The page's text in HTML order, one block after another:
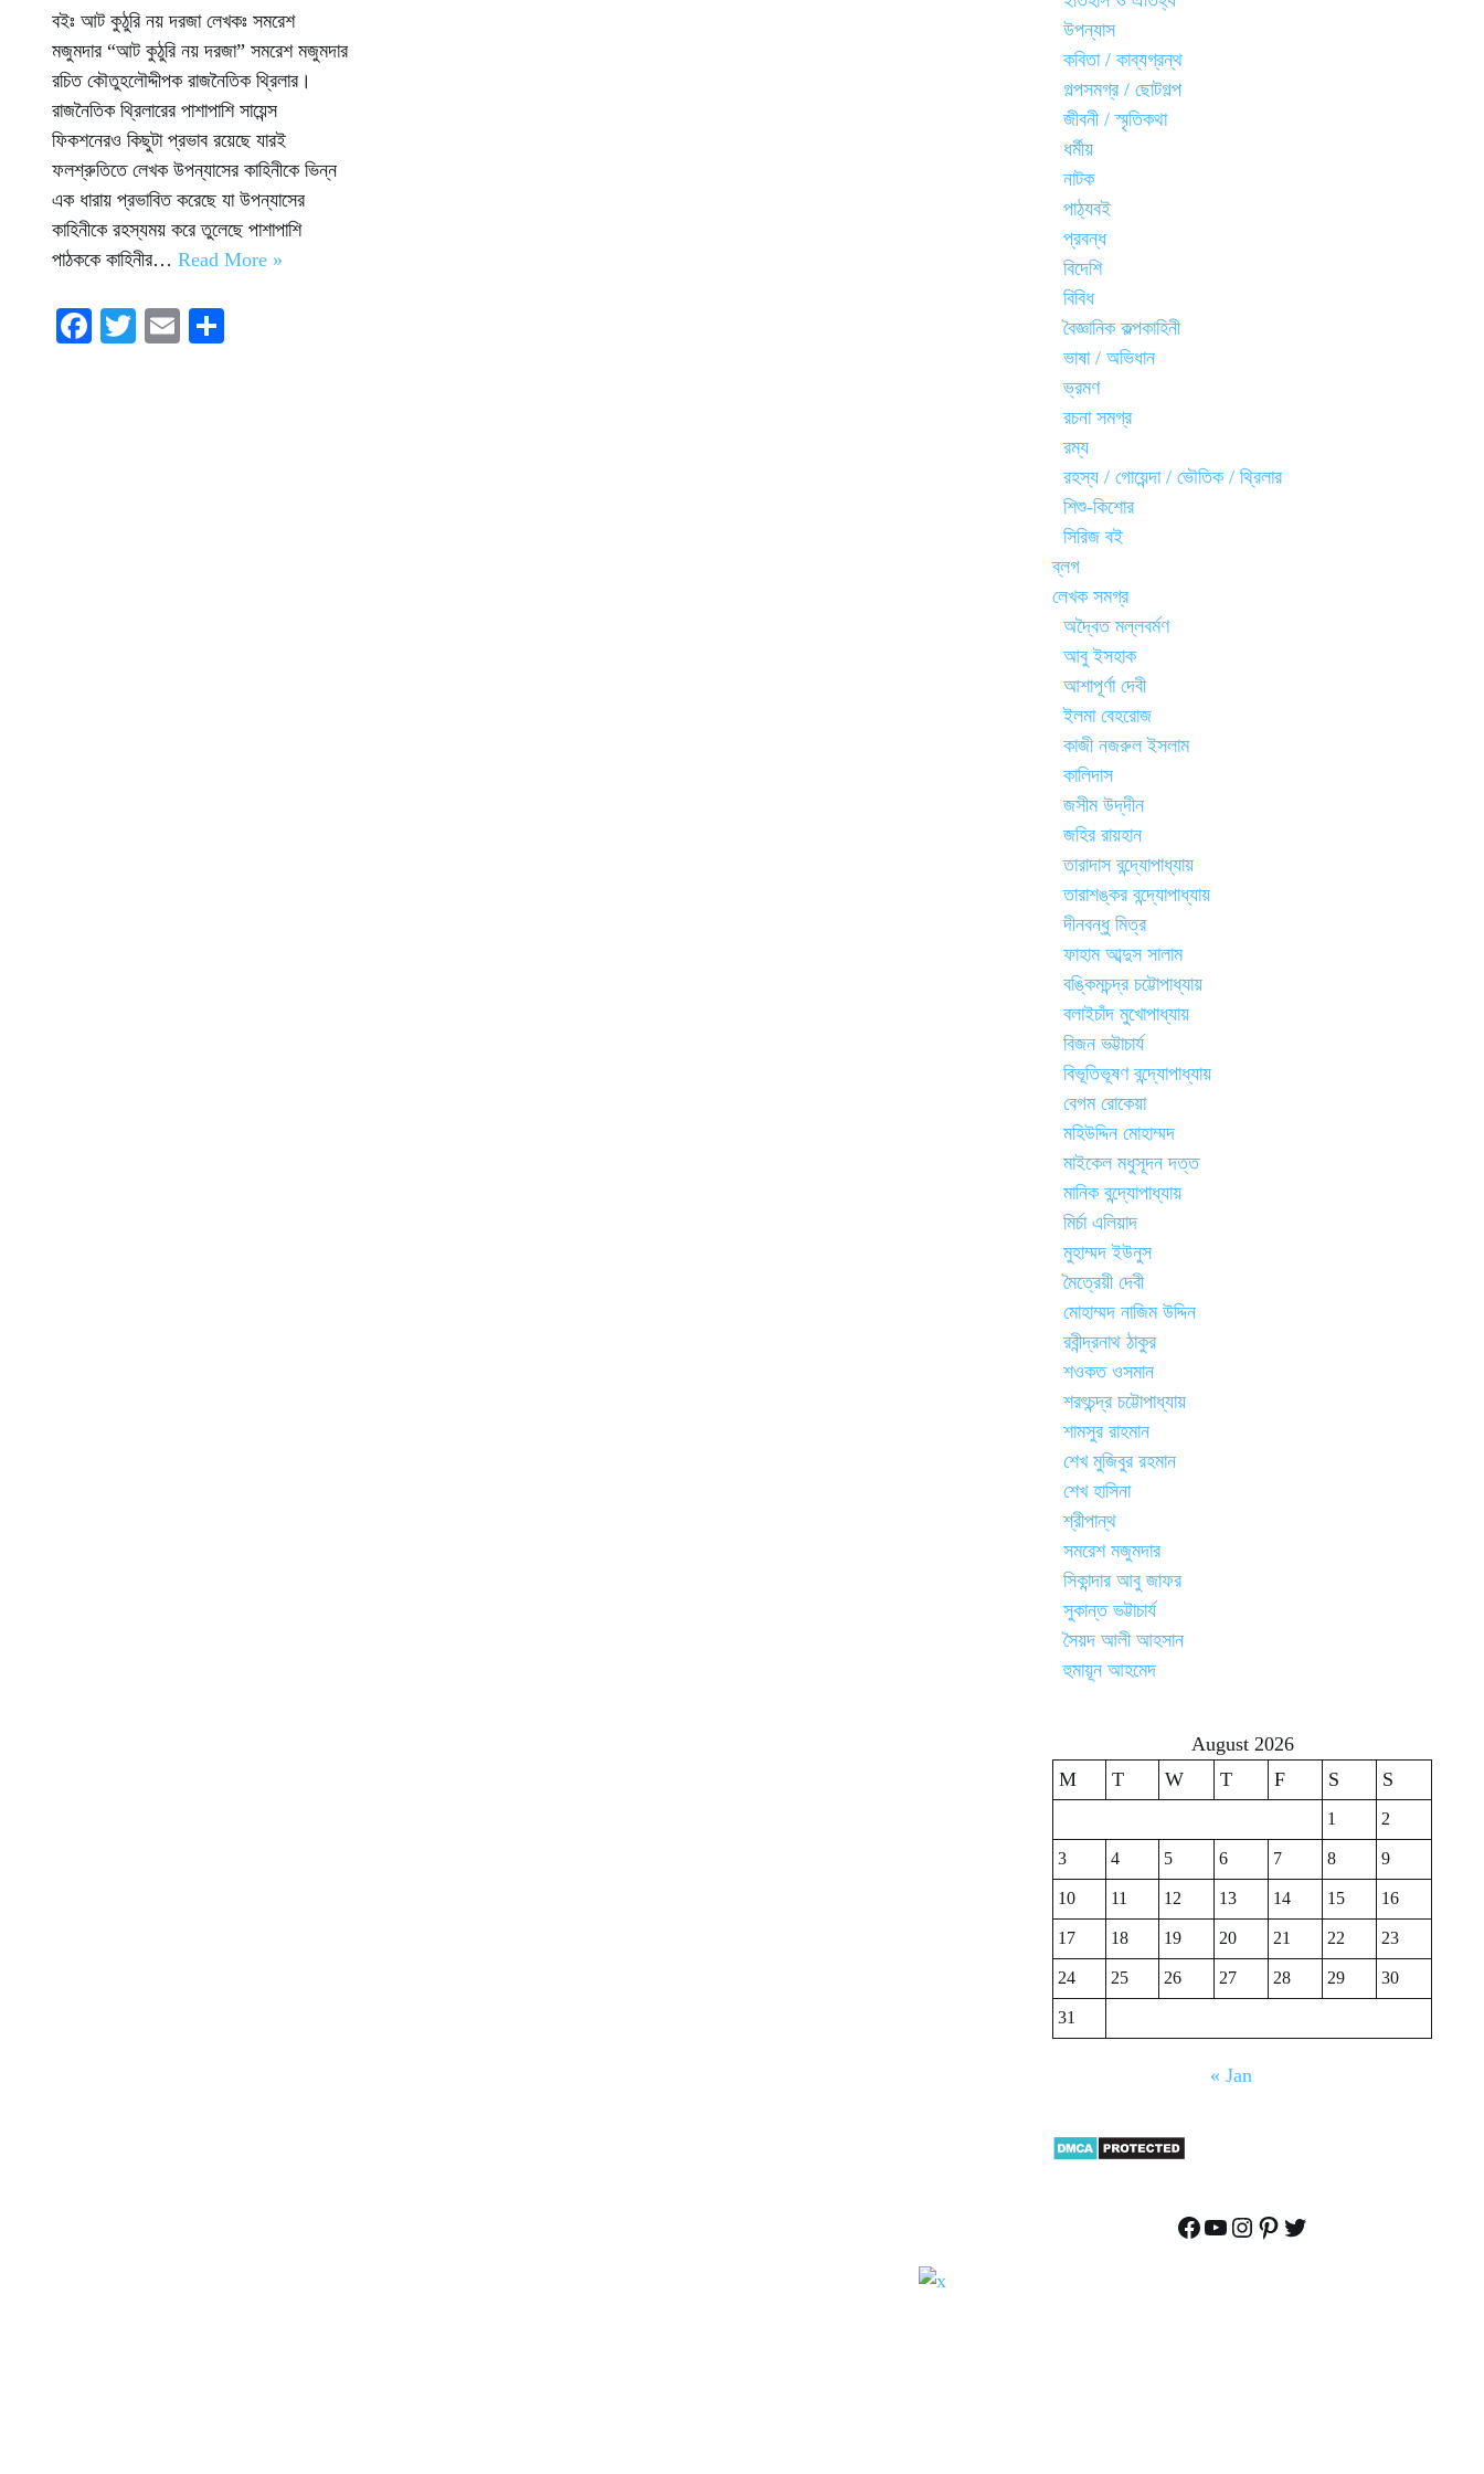
বইঃ আট কুঠুরি নয় দরজা লেখকঃ সমরেশ
মজুমদার “আট কুঠুরি নয় দরজা” সমরেশ মজুমদার
রচিত কৌতুহলৌদ্দীপক রাজনৈতিক থ্রিলার।
রাজনৈতিক থ্রিলারের পাশাপাশি সায়েন্স
ফিকশনেরও কিছুটা প্রভাব রয়েছে যারই
ফলশ্রুতিতে লেখক উপন্যাসের কাহিনীকে ভিন্ন
এক ধারায় প্রভাবিত করেছে যা উপন্যাসের
কাহিনীকে রহস্যময় করে তুলেছে পাশাপাশি
পাঠককে কাহিনীর… Read More »
Fa T
E
উপন্যাস
কবিতা / কাব্যগ্রন্থ
গল্পসমগ্র / ছোটগল্প
জীবনী / স্মৃতিকথা
ধর্মীয়
নাটক
পাঠ্যবই
প্রবন্ধ
বিদেশি
বিবিধ
বৈজ্ঞানিক কল্পকাহিনী
ভাষা / অভিধান
ভ্রমণ
রচনা সমগ্র
রম্য
রহস্য / গোয়েন্দা / ভৌতিক / থ্রিলার
শিশু-কিশোর
সিরিজ বই
ব্লগ
লেখক সমগ্র
অদ্বৈত মল্লবর্মণ
আবু ইসহাক
আশাপূর্ণা দেবী
ইলমা বেহরোজ
কাজী নজরুল ইসলাম
কালিদাস
জসীম উদ্‌দীন
জহির রায়হান
তারাদাস বন্দ্যোপাধ্যায়
তারাশঙ্কর বন্দ্যোপাধ্যায়
দীনবন্ধু মিত্র
ফাহাম আব্দুস সালাম
বঙ্কিমচন্দ্র চট্টোপাধ্যায়
বলাইচাঁদ মুখোপাধ্যায়
বিজন ভট্টাচার্য
বিভূতিভূষণ বন্দ্যোপাধ্যায়
বেগম রোকেয়া
মহিউদ্দিন মোহাম্মদ
মাইকেল মধুসূদন দত্ত
মানিক বন্দ্যোপাধ্যায়
মির্চা এলিয়াদ
মুহাম্মদ ইউনুস
মৈত্রেয়ী দেবী
মোহাম্মদ নাজিম উদ্দিন
রবীন্দ্রনাথ ঠাকুর
শওকত ওসমান
শরৎচন্দ্র চট্টোপাধ্যায়
শামসুর রাহমান
শেখ মুজিবুর রহমান
শেখ হাসিনা
শ্রীপান্থ
সমরেশ মজুমদার
সিকান্দার আবু জাফর
সুকান্ত ভট্টাচার্য
সৈয়দ আলী আহসান
হুমায়ূন আহমেদ
August 2026
M
T W T F S S
1
2
3
4 5 6 7 8
9
10
11 12 13 14 15
16
17
18 19 20 21 22
23
24
25 26 27 28 29
30
31
« Jan